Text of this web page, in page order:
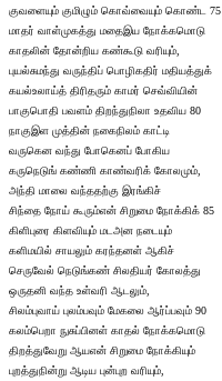
குவளையும் குமிழும் கொவ்வையும் கொண்ட 75
மாதர் வாள்முகத்து மதைஇய நோக்கமொடு
காதலின் தோன்றிய கண்கூடு வரியும்,
புயல்சுமந்து வருந்திப் பொழிகதிர் மதியத்துக்
கயல்உலாய்த் திரிதரும் காமர் செவ்வியின்
பாகுபொதி பவளம் திறந்துநிலா உதவிய 80
நாகுஇள முத்தின் நகைநிலம் காட்டி
வருகென வந்து போகெனப் போகிய
கருநெடுங் கண்ணி காண்வரிக் கோலமும்,
அந்தி மாலை வந்ததற்கு இரங்கிச்
சிந்தை நோய் கூரும்என் சிறுமை நோக்கிக் 85
கிளிபுரை கிளவியும் மடஅன நடையும்
களிமயில் சாயலும் கரந்தனள் ஆகிச்
செருவேல் நெடுங்கண் சிலதியர் கோலத்து
ஒருதனி வந்த உள்வரி ஆடலும்,
சிலம்புவாய் புலம்பவும் மேகலை ஆர்ப்பவும் 90
கலம்பெறா நுசுப்பினள் காதல் நோக்கமொடு
திறத்துவேறு ஆயஎன் சிறுமை நோக்கியும்
புறத்துநின்று ஆடிய புன்புற வரியும்,